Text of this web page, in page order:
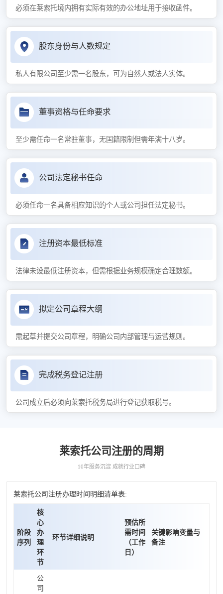
必须在莱索托境内拥有实际有效的办公地址用于接收函件。
股东身份与人数规定
私人有限公司至少需一名股东，可为自然人或法人实体。
董事资格与任命要求
至少需任命一名常驻董事，无国籍限制但需年满十八岁。
公司法定秘书任命
必须任命一名具备相应知识的个人或公司担任法定秘书。
注册资本最低标准
法律未设最低注册资本，但需根据业务规模确定合理数额。
拟定公司章程大纲
需起草并提交公司章程，明确公司内部管理与运营规则。
完成税务登记注册
公司成立后必须向莱索托税务局进行登记获取税号。
莱索托公司注册的周期
10年服务沉淀 成就行业口碑
莱索托公司注册办理时间明细清单表:
阶段
序列
核
心
办
理
环
节
环节详细说明
预估所
需时间
（工作
日）
关键影响变量与
备注
公
司